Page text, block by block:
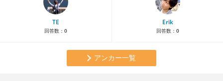
TE
回答数： 0
Erik
回答数： 0
アンカー一覧